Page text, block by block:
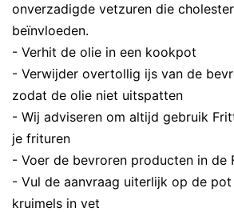
onverzadigde vetzuren die
beïnvloeden.
- Verhit de olie in een kookpot
- Verwijder overtollig ijs van de
zodat de olie niet uitspatten
- Wij adviseren om altijd gebruik
je frituren
- Voer de bevroren producten in de
- Vul de aanvraag uiterlijk op de
kruimels in vet